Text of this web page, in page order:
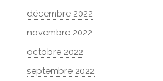
décembre 2022
novembre 2022
octobre 2022
septembre 2022